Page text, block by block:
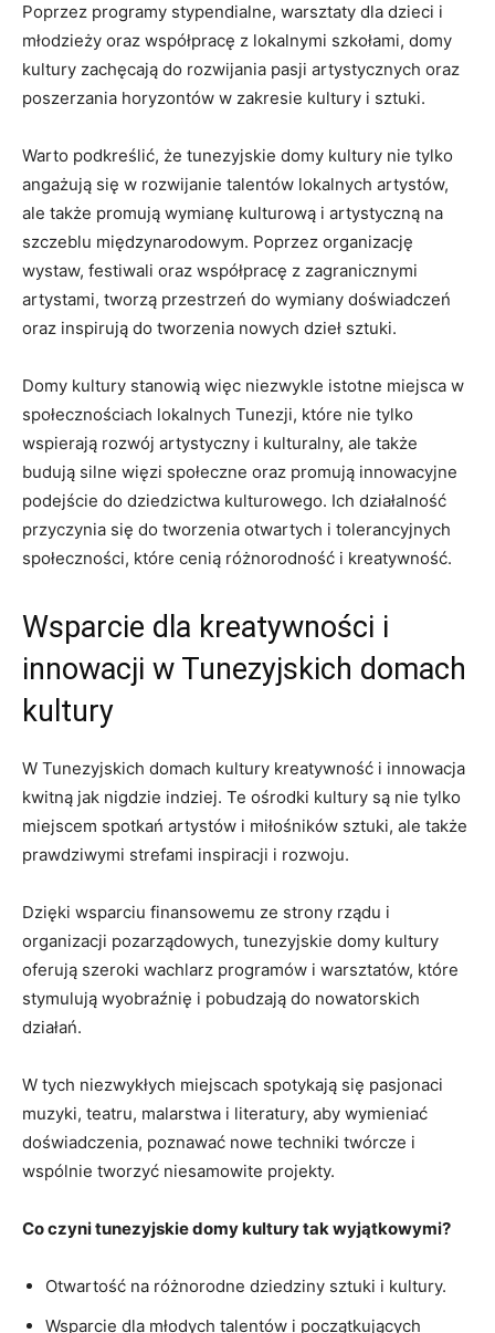
Poprzez programy ⁤stypendialne, warsztaty dla ‌dzieci i
młodzieży oraz współpracę z lokalnymi szkołami, domy
kultury zachęcają do rozwijania pasji artystycznych oraz
poszerzania horyzontów w zakresie kultury i sztuki.
Warto podkreślić, że tunezyjskie domy ​kultury nie tylko
angażują się w rozwijanie ‍talentów lokalnych artystów,
ale także promują wymianę kulturową i artystyczną ⁣na
szczeblu międzynarodowym. Poprzez organizację
wystaw, festiwali oraz współpracę z zagranicznymi
artystami, tworzą przestrzeń‌ do wymiany doświadczeń
oraz inspirują do tworzenia nowych dzieł sztuki.
Domy kultury stanowią więc⁤ niezwykle istotne miejsca w
społecznościach ⁢lokalnych Tunezji, które nie tylko
wspierają rozwój artystyczny i kulturalny, ​ale także
budują silne więzi społeczne oraz promują innowacyjne ​
podejście do dziedzictwa kulturowego. Ich działalność
przyczynia ⁤się do tworzenia otwartych i tolerancyjnych⁢
społeczności, które cenią różnorodność i kreatywność.
Wsparcie dla kreatywności i
innowacji w Tunezyjskich domach
kultury
W Tunezyjskich domach kultury kreatywność i innowacja
kwitną jak nigdzie indziej. Te ośrodki kultury są nie tylko
miejscem spotkań ⁢artystów​ i miłośników sztuki, ale także
prawdziwymi strefami inspiracji i⁢ rozwoju.
Dzięki wsparciu finansowemu⁤ ze strony ⁢rządu i
organizacji pozarządowych, tunezyjskie domy kultury‌
oferują⁣ szeroki wachlarz programów i warsztatów, które ​
stymulują wyobraźnię i pobudzają ⁤do nowatorskich
działań.
W tych ⁤niezwykłych miejscach spotykają się pasjonaci
muzyki, teatru, malarstwa i literatury, aby wymieniać
doświadczenia, poznawać nowe techniki twórcze i
wspólnie tworzyć niesamowite projekty.
Co czyni tunezyjskie domy kultury tak wyjątkowymi?
Otwartość na różnorodne‍ dziedziny sztuki i kultury.
Wsparcie dla młodych talentów i początkujących